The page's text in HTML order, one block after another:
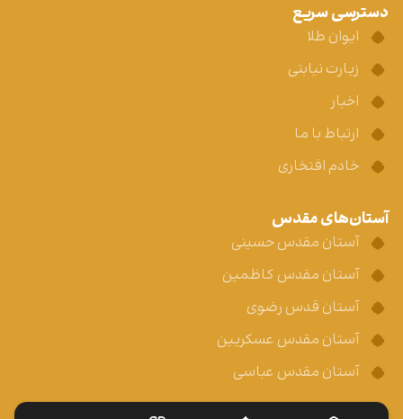
دسترسی سریع
ایوان طلا
زیارت نیابتی
اخبار
ارتباط با ما
خادم افتخاری
آستان‌های مقدس
آستان مقدس حسینی
آستان مقدس کاظمین
آستان قدس رضوی
آستان مقدس عسکریین
آستان مقدس عباسی